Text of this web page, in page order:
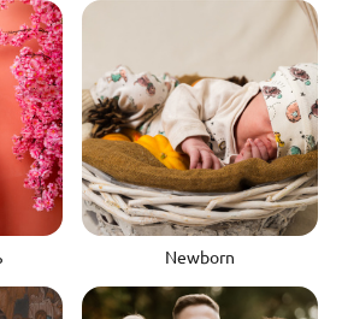
Newborn